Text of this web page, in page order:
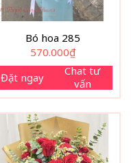
Bó hoa 285
570.000₫
Đặt ngay
Chat tư
vấn